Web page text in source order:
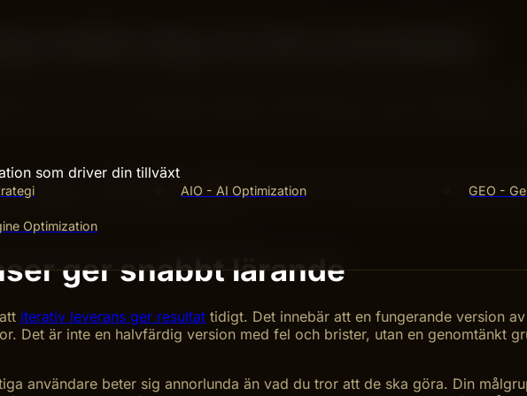
som driver din tillväxt
AIO - AI Optimization GEO -
Optimization
mellan dig och din utvecklare
i realtid. I ett traditionellt projekt godkänner du en kravspecifikation, och
att dyka upp igen månader senare med ett färdigt resultat. Problemet är att
kunder ger dig ny information och du kanske inser att en funktion du
och ditt utvecklingsteam regelbundet, ibland varje vecka. Du ser vad som
påverkar nästa cykel av arbete. Resultatet är att slutprodukten faktiskt
behövde för sex månader sedan.
ger snabbt lärande
iterativ leverans ger resultat tidigt. Det innebär att en fungerande version
Det är inte en halvfärdig version med fel och brister, utan en genomtänkt
användare beter sig annorlunda än vad du tror att de ska göra. Din